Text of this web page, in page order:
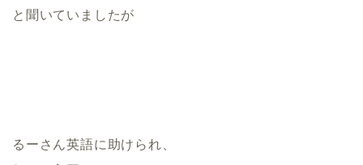
と聞いていましたが
るーさん英語に助けられ、